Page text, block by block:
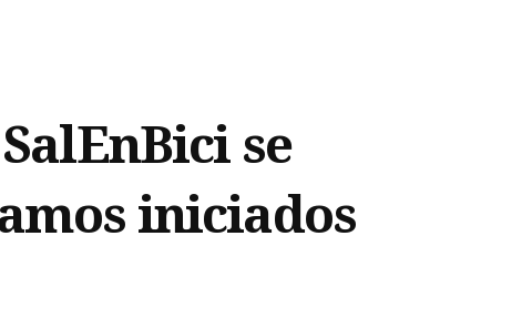
se
iniciados